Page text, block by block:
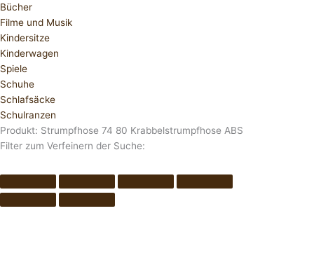
Bücher
Filme und Musik
Kindersitze
Kinderwagen
Spiele
Schuhe
Schlafsäcke
Schulranzen
Produkt: Strumpfhose 74 80 Krabbelstrumpfhose ABS
Filter zum Verfeinern der Suche: